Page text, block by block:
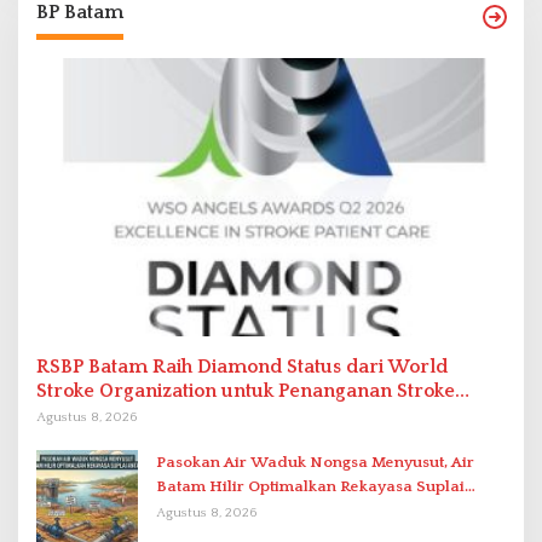
BP Batam
RSBP Batam Raih Diamond Status dari World
Stroke Organization untuk Penanganan Stroke
Berstandar Internasional
Agustus 8, 2026
Pasokan Air Waduk Nongsa Menyusut, Air
Batam Hilir Optimalkan Rekayasa Suplai
Antar-IPAM
Agustus 8, 2026